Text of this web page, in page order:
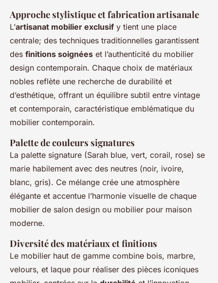
Approche stylistique et fabrication artisanale
L’artisanat mobilier exclusif y tient une place
centrale; des techniques traditionnelles garantissent
des finitions soignées et l’authenticité du mobilier
design contemporain. Chaque choix de matériaux
nobles reflète une recherche de durabilité et
d’esthétique, offrant un équilibre subtil entre vintage
et contemporain, caractéristique emblématique du
mobilier contemporain.
Palette de couleurs signatures
La palette signature (Sarah blue, vert, corail, rose) se
marie habilement avec des neutres (noir, ivoire,
blanc, gris). Ce mélange crée une atmosphère
élégante et accentue l’harmonie visuelle de chaque
mobilier de salon design ou mobilier pour maison
moderne.
Diversité des matériaux et finitions
Le mobilier haut de gamme combine bois, marbre,
velours, et laque pour réaliser des pièces iconiques